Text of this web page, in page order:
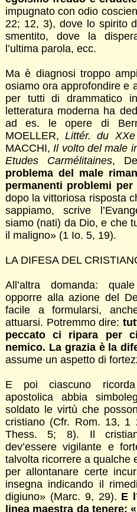
impugnato con odio
22; 12, 3), dove lo spirito
smentito, dove la
l’ultima parola, ecc.
Ma è diagnosi troppo
osiamo ora approfondire e
per tutti di drammatico
letteratura moderna ha
ad es. le opere di
MOELLER,Littér. du
MACCHI, Il volto del male
Etudes Carmélitaines,
problema del male
permanenti problemi
dopo la vittoriosa risposta
sappiamo, scrive
siamo (nati) da Dio, e che
il maligno» (1 Io. 5, 19).
LA DIFESA DEL
All’altra domanda:
opporre alla azione del
facile a formularsi,
attuarsi. Potremmo dire:
peccato ci ripara per
nemico. La grazia è la
assume un aspetto di
E poi ciascuno
apostolica abbia
soldato le virtù che
cristiano (Cfr. Rom. 13,
Thess. 5; 8). Il
dev’essere vigilante e
talvolta ricorrere a qualche
per allontanare certe
insegna indicando il
digiuno» (Marc. 9, 29). E
linea maestra da tenere: